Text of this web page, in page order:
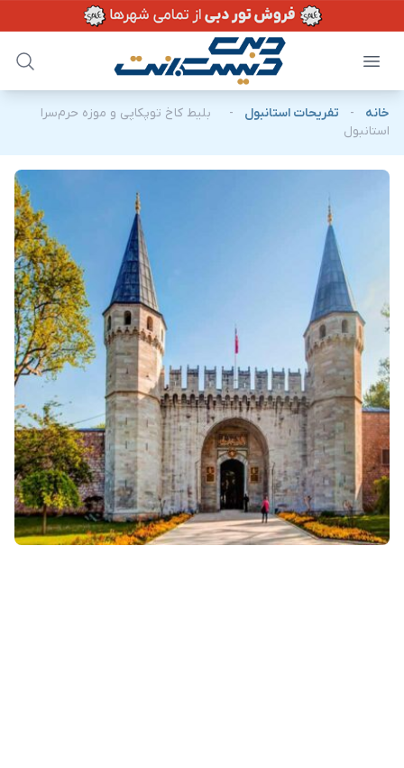
خانه - تفریحات استانبول -
بلیط کاخ توپکاپی و موزه حرم‌سرا
استانبول